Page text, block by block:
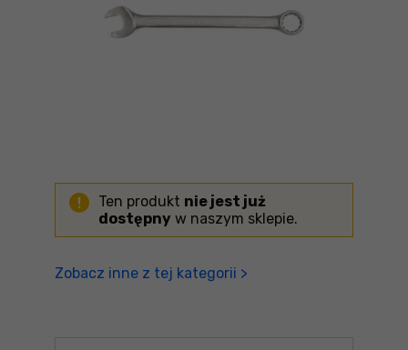
Ten produkt nie jest już
dostępny w naszym sklepie.
Zobacz inne z tej kategorii >